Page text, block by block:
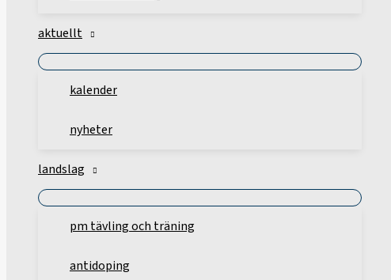
aktuellt
kalender
nyheter
landslag
pm tävling och träning
antidoping